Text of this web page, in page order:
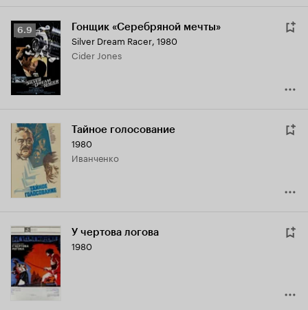
Рейтинг
Кинопоиска
6.9
6.9 Гонщик «Серебряной мечты»
Silver Dream Racer, 1980
Cider Jones
Тайное голосование
1980
Иванченко
У чертова логова
1980